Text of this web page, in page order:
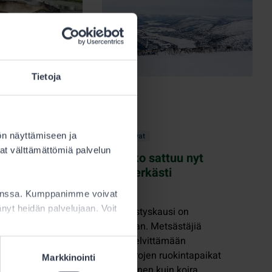
Tietoja
näyttämiseen ja
välttämättömiä palvelun
Kumppanimme voivat
heidän palvelujaan. Voit
Markkinointi
koitua
muista
Tuvat
Porovahinko sattuu nyt
erityisen herkästi
tunturissa
Riekonmetsästyskausi on
vilkkaimmillaan. Metsästäjiä
kehotetaan selvittämään
etukäteen porojen ruokintapaikat